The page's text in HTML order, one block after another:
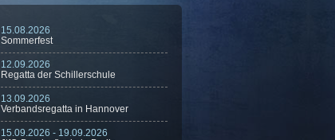
15.08.2026
Sommerfest
12.09.2026
Regatta der Schillerschule
13.09.2026
Verbandsregatta in Hannover
15.09.2026 - 19.09.2026